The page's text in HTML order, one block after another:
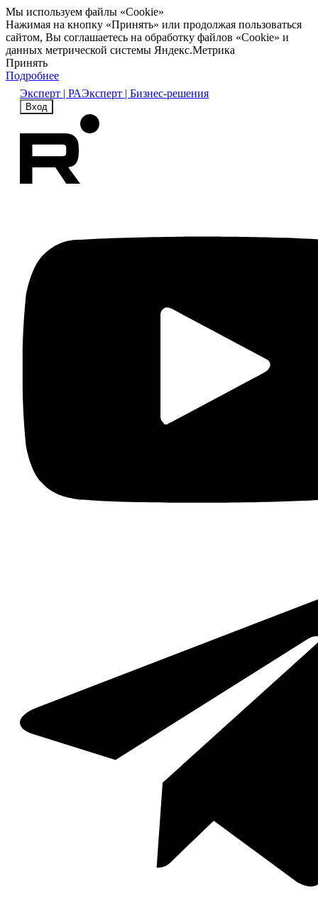
Мы используем файлы «Cookie»
Нажимая на кнопку «Принять» или продолжая пользоваться
сайтом, Вы соглашаетесь на обработку файлов «Cookie» и
данных метрической системы Яндекс.Метрика
Принять
Подробнее
Эксперт | РАЭксперт | Бизнес-решения
Вход